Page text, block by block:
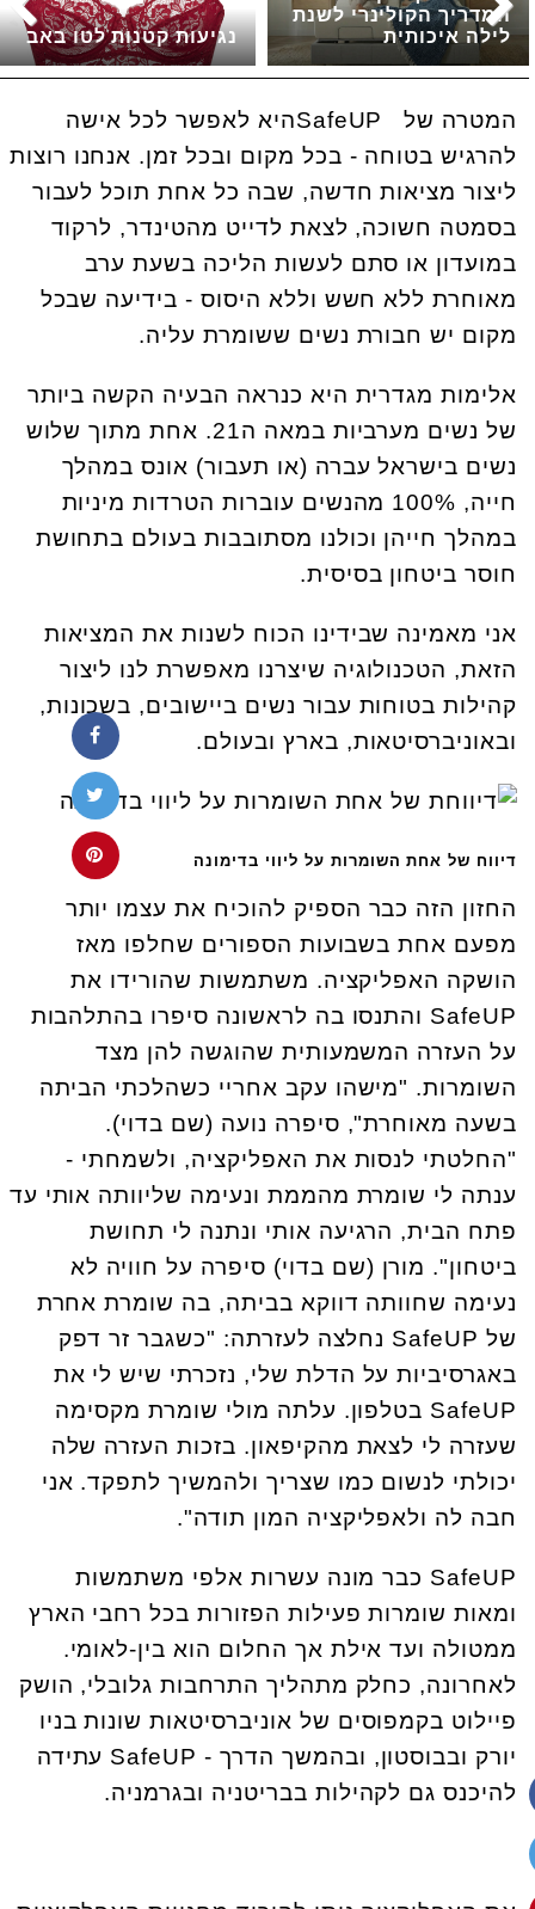
נגיעות קטנות לטו באב
המדריך הקולינרי לשנת
לילה איכותית
המטרה של SafeUPהיא לאפשר לכל אישה
להרגיש בטוחה - בכל מקום ובכל זמן. אנחנו רוצות
ליצור מציאות חדשה, שבה כל אחת תוכל לעבור
בסמטה חשוכה, לצאת לדייט מהטינדר, לרקוד
במועדון או סתם לעשות הליכה בשעת ערב
מאוחרת ללא חשש וללא היסוס - בידיעה שבכל
מקום יש חבורת נשים ששומרת עליה.
אלימות מגדרית היא כנראה הבעיה הקשה ביותר
של נשים מערביות במאה ה21. אחת מתוך שלוש
נשים בישראל עברה (או תעבור) אונס במהלך
חייה, 100% מהנשים עוברות הטרדות מיניות
במהלך חייהן וכולנו מסתובבות בעולם בתחושת
חוסר ביטחון בסיסית.
אני מאמינה שבידינו הכוח לשנות את המציאות
הזאת, הטכנולוגיה שיצרנו מאפשרת לנו ליצור
קהילות בטוחות עבור נשים ביישובים, בשכונות,
ובאוניברסיטאות, בארץ ובעולם.
דיווח של אחת השומרות על ליווי בדימונה
החזון הזה כבר הספיק להוכיח את עצמו יותר
מפעם אחת בשבועות הספורים שחלפו מאז
הושקה האפליקציה. משתמשות שהורידו את
SafeUP והתנסו בה לראשונה סיפרו בהתלהבות
על העזרה המשמעותית שהוגשה להן מצד
השומרות. "מישהו עקב אחריי כשהלכתי הביתה
בשעה מאוחרת", סיפרה נועה (שם בדוי).
"החלטתי לנסות את האפליקציה, ולשמחתי -
ענתה לי שומרת מהממת ונעימה שליוותה אותי עד
פתח הבית, הרגיעה אותי ונתנה לי תחושת
ביטחון". מורן (שם בדוי) סיפרה על חוויה לא
נעימה שחוותה דווקא בביתה, בה שומרת אחרת
של SafeUP נחלצה לעזרתה: "כשגבר זר דפק
באגרסיביות על הדלת שלי, נזכרתי שיש לי את
SafeUP בטלפון. עלתה מולי שומרת מקסימה
שעזרה לי לצאת מהקיפאון. בזכות העזרה שלה
יכולתי לנשום כמו שצריך ולהמשיך לתפקד. אני
חבה לה ולאפליקציה המון תודה".
SafeUP כבר מונה עשרות אלפי משתמשות
ומאות שומרות פעילות הפזורות בכל רחבי הארץ
ממטולה ועד אילת אך החלום הוא בין-לאומי.
לאחרונה, כחלק מתהליך התרחבות גלובלי, הושק
פיילוט בקמפוסים של אוניברסיטאות שונות בניו
יורק ובבוסטון, ובהמשך הדרך - SafeUP עתידה
להיכנס גם לקהילות בבריטניה ובגרמניה.